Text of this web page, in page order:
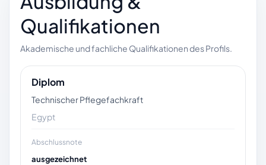
Qualifikationen
Akademische und fachliche Qualifikationen des Profils.
Diplom
Technischer Pflegefachkraft
Egypt
Abschlussnote
ausgezeichnet